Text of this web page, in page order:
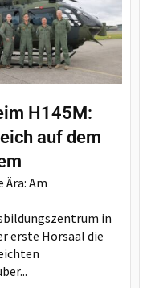
H145M:
auf dem
Ära: Am
in
erste Hörsaal die